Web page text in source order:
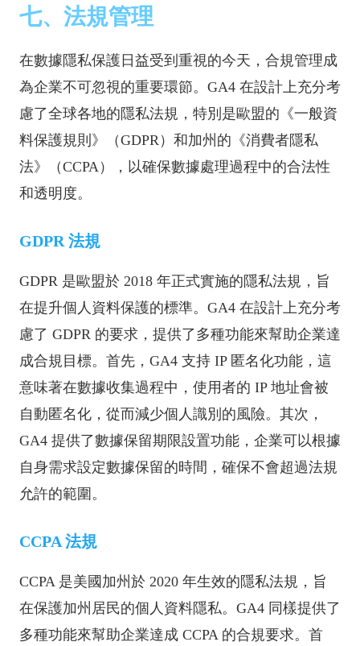
七、法規管理
在數據隱私保護日益受到重視的今天，合規管理成
為企業不可忽視的重要環節。GA4 在設計上充分考
慮了全球各地的隱私法規，特別是歐盟的《一般資
料保護規則》（GDPR）和加州的《消費者隱私
法》（CCPA），以確保數據處理過程中的合法性
和透明度。
GDPR 法規
GDPR 是歐盟於 2018 年正式實施的隱私法規，旨
在提升個人資料保護的標準。GA4 在設計上充分考
慮了 GDPR 的要求，提供了多種功能來幫助企業達
成合規目標。首先，GA4 支持 IP 匿名化功能，這
意味著在數據收集過程中，使用者的 IP 地址會被
自動匿名化，從而減少個人識別的風險。其次，
GA4 提供了數據保留期限設置功能，企業可以根據
自身需求設定數據保留的時間，確保不會超過法規
允許的範圍。
CCPA 法規
CCPA 是美國加州於 2020 年生效的隱私法規，旨
在保護加州居民的個人資料隱私。GA4 同樣提供了
多種功能來幫助企業達成 CCPA 的合規要求。首